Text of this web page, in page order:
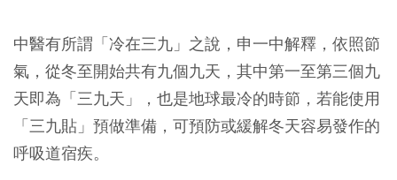
中醫有所謂「冷在三九」之說，申一中解釋，依照節
氣，從冬至開始共有九個九天，其中第一至第三個九
天即為「三九天」，也是地球最冷的時節，若能使用
「三九貼」預做準備，可預防或緩解冬天容易發作的
呼吸道宿疾。